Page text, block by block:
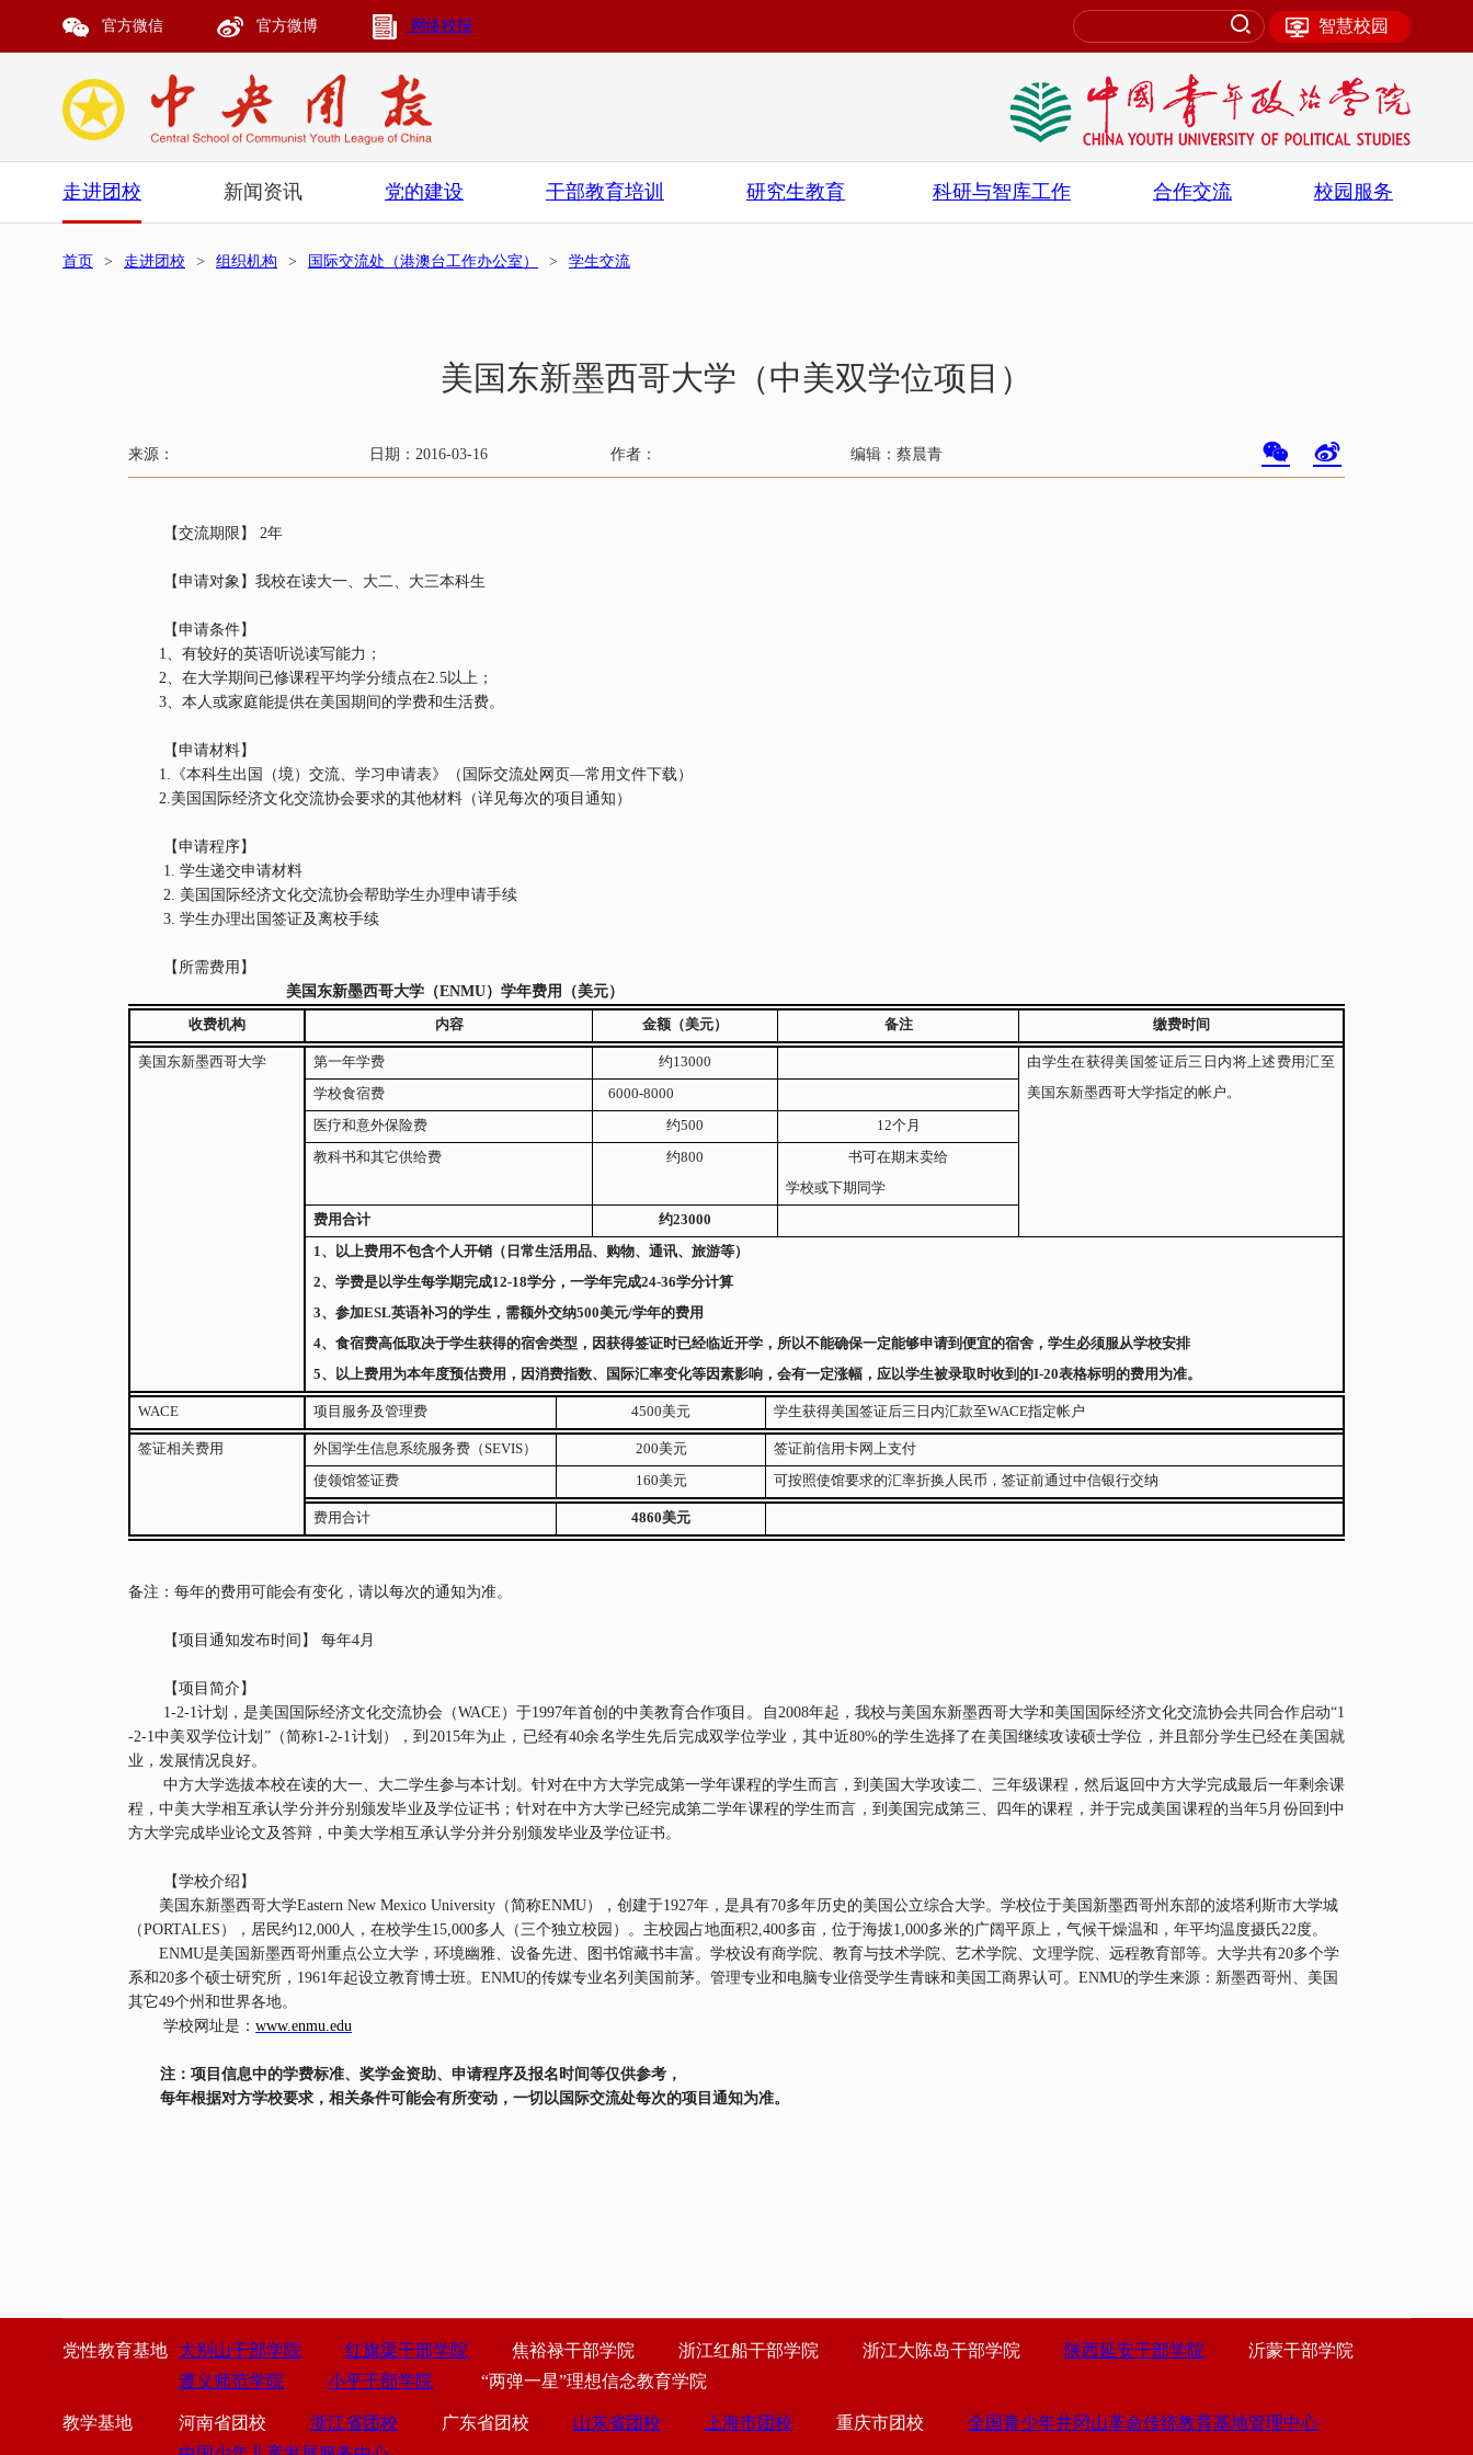
官方微信 官方微博 网络校报 智慧校园
走进团校 新闻资讯 党的建设 干部教育培训 研究生教育 科研与智库工作 合作交流 校园服务
首页 > 走进团校 > 组织机构 > 国际交流处（港澳台工作办公室） > 学生交流
美国东新墨西哥大学（中美双学位项目）
来源： 日期：2016-03-16 作者： 编辑：蔡晨青
【交流期限】 2年
【申请对象】我校在读大一、大二、大三本科生
【申请条件】
1、有较好的英语听说读写能力；
2、在大学期间已修课程平均学分绩点在2.5以上；
3、本人或家庭能提供在美国期间的学费和生活费。
【申请材料】
1. 《本科生出国（境）交流、学习申请表》（国际交流处网页—常用文件下载）
2.美国国际经济文化交流协会要求的其他材料（详见每次的项目通知）
【申请程序】
1. 学生递交申请材料
2. 美国国际经济文化交流协会帮助学生办理申请手续
3. 学生办理出国签证及离校手续
【所需费用】
美国东新墨西哥大学（ENMU）学年费用（美元）
收费机构
内容 金额（美元） 备注 缴费时间
美国东新墨西哥大学 第一年学费 约13000
由学生在获得美国签证后三日内将上述费用汇至
美国东新墨西哥大学指定的帐户。
学校食宿费
6000-8000
医疗和意外保险费
约500 12个月
教科书和其它供给费
约800
书可在期末卖给
学校或下期同学
费用合计
约23000
1、以上费用不包含个人开销（日常生活用品、购物、通讯、旅游等）
2、学费是以学生每学期完成12-18学分，一学年完成24-36学分计算
3、参加ESL英语补习的学生，需额外交纳500美元/学年的费用
4、食宿费高低取决于学生获得的宿舍类型，因获得签证时已经临近开学，所以不能确保一定能够申请到便宜的宿舍，学生必须服从学校安排
5、以上费用为本年度预估费用，因消费指数、国际汇率变化等因素影响，会有一定涨幅，应以学生被录取时收到的I-20表格标明的费用为准。
WACE 项目服务及管理费 4500美元 学生获得美国签证后三日内汇款至WACE指定帐户
签证相关费用 外国学生信息系统服务费（SEVIS） 200美元
签证前信用卡网上支付
使领馆签证费
160美元 可按照使馆要求的汇率折换人民币，签证前通过中信银行交纳
费用合计 4860美元
备注：每年的费用可能会有变化，请以每次的通知为准。
【项目通知发布时间】 每年4月
【项目简介】
1-2-1计划，是美国国际经济文化交流协会（WACE ）于1997年首创的中美教育合作项目。自2008年起，我校与美国东新墨西哥大学和美国国际经济文化交流协会共同合作启动“1
-2-1中美双学位计划 ”（简称1-2-1计划），到 2015年为止，已经有40余名学生先后完成双学位学业，其中近80%的学生选择了在美国继续攻读硕士学位，并且部分学生已经在美国就
业，发展情况良好。
中方大学选拔本校在读的大一、大二学生参与本计划。针对在中方大学完成第一学年课程的学生而言，到美国大学攻读二、三年级课程，然后返回中方大学完成最后一年剩余课
程，中美大学相互承认学分并分别颁发毕业及学位证书；针对在中方大学已经完成第二学年课程的学生而言，到美国完成第三、四年的课程，并于完成美国课程的当年5月份回到中
方大学完成毕业论文及答辩，中美大学相互承认学分并分别颁发毕业及学位证书。
【学校介绍】
美国东新墨西哥大学Eastern New Mexico University （简称ENMU），创建于1927年，是具有70多年历史的美国公立综合大学。学校位于美国新墨西哥州东部的波塔利斯市大学城
（PORTALES ） ，居民约12,000人，在校学生15,000多人（三个独立校园）。主校园占地面积2,400多亩，位于海拔1,000多米的广阔平原上，气候干燥温和，年平均温度摄氏22度。
ENMU是美国新墨西哥州重点公立大学，环境幽雅、设备先进、图书馆藏书丰富。学校设有商学院、教育与技术学院、艺术学院、文理学院、远程教育部等。大学共有20多个学
系和20多个硕士研究所， 1961年起设立教育博士班。 ENMU的传媒专业名列美国前茅。管理专业和电脑专业倍受学生青睐和美国工商界认可。 ENMU的学生来源：新墨西哥州、美国
其它49个州和世界各地。
学校网址是：www.enmu.edu
注：项目信息中的学费标准、奖学金资助、申请程序及报名时间等仅供参考，
每年根据对方学校要求，相关条件可能会有所变动，一切以国际交流处每次的项目通知为准。
党性教育基地 大别山干部学院 红旗渠干部学院 焦裕禄干部学院 浙江红船干部学院 浙江大陈岛干部学院 陕西延安干部学院
沂蒙干部学院
遵义师范学院
小平干部学院 “两弹一星”理想信念教育学院
教学基地 河南省团校 浙江省团校 广东省团校 山东省团校 上海市团校 重庆市团校
全国青少年井冈山革命传统教育基地管理中心